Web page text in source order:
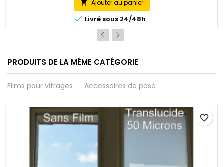
 Ajouter au panier
 Livré sous 24/48h
PRODUITS DE LA MÊME CATÉGORIE
Films pour vitrages Accessoires de pose
favorite_border